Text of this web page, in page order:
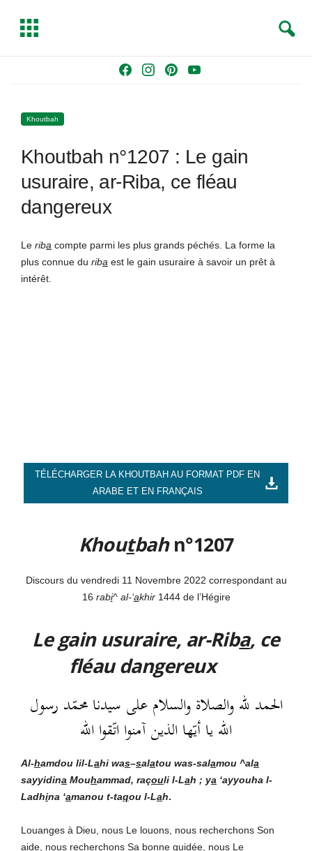
o
k
g
a
s
Y
b
T
g
e
a
Khoutbah
Khoutbah n°1207 : Le gain
usuraire, ar-Riba, ce fléau
dangereux
Le riba compte parmi les plus grands péchés. La forme la
plus connue du riba est le gain usuraire à savoir un prêt à
intérêt.
TÉLÉCHARGER LA KHOUTBAH AU FORMAT PDF EN
ARABE ET EN FRANÇAIS
Khoutbahn°1207
Discours du vendredi 11 Novembre 2022 correspondant au
16 rabi^ al-‘akhir1444 de l’Hégire
Le gain usuraire, ar-Riba, ce
fléau dangereux
الحمد لله والصلاة والسلام على سيدنا محمّد رسول
الله يا أيّها الذين آمنوا اتّقوا الله
Al-hamdou lil-Lahi was–salatou was-salamou ^ala
sayyidina Mouhammad, raçouli l-Lah ; ya ‘ayyouha l-
Ladhina ‘amanou t-taqou l-Lah.
Louanges à Dieu, nous Le louons, nous recherchons Son
aide, nous recherchons Sa bonne guidée, nous Le